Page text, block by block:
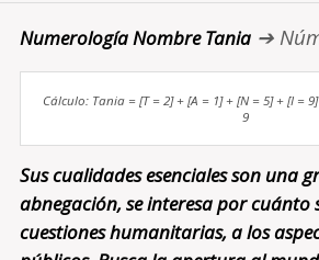
Numerología Nombre Tania➔
Cálculo: Tania = [T = 2] + [A = 1] + [N = 5] + [I =
9
Sus cualidades esenciales son una
abnegación, se interesa por cuánto
cuestiones humanitarias, a los